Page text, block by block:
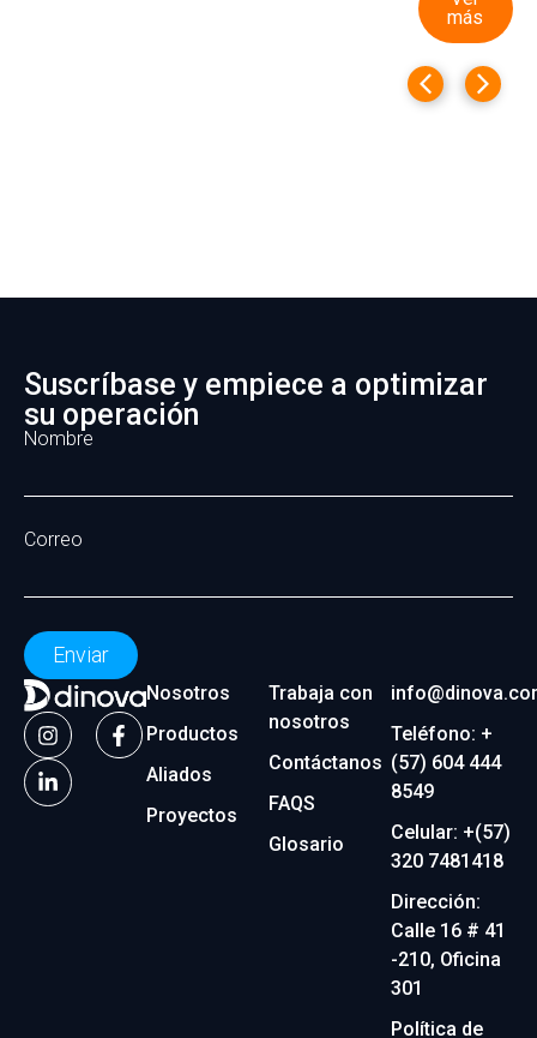
más
Suscríbase y empiece a optimizar
su operación
Nombre
Correo
Enviar
Nosotros
Productos
Aliados
Proyectos
Trabaja con
nosotros
Contáctanos
FAQS
Glosario
Teléfono: +
(57) 604 444
8549
Celular: +(57)
320 7481418
Dirección:
Calle 16 # 41
-210, Oficina
301
Política de